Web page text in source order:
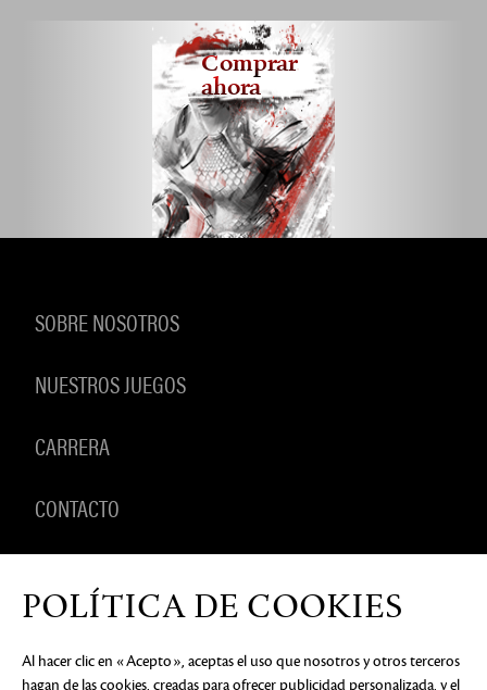
Comprar
ahora
SOBRE NOSOTROS
NUESTROS JUEGOS
CARRERA
CONTACTO
POLÍTICA DE COOKIES
Al hacer clic en «Acepto», aceptas el uso que nosotros y otros terceros
hagan de las cookies, creadas para ofrecer publicidad personalizada, y el